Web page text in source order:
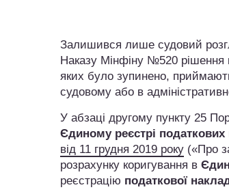
Залишився лише судовий
Наказу Мінфіну №520 рішення
яких було зупинено,
судовому або в
У абзаці другому пункту 25
Єдиному реєстрі
від 11 грудня 2019 року («Про
розрахунку коригування в
реєстрацію податкової